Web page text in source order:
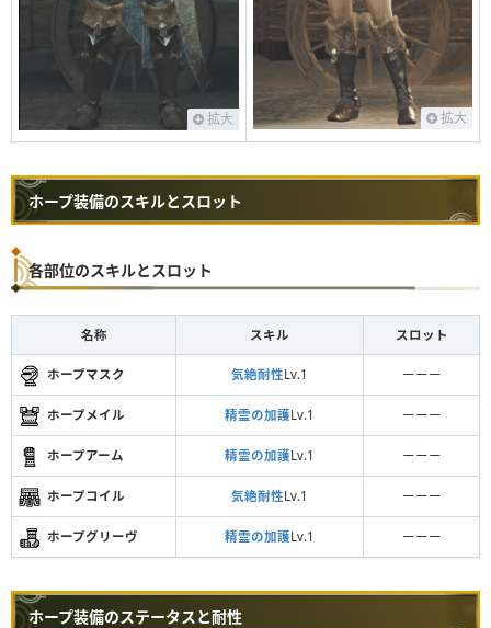
拡大 拡大
ホープ装備のスキルとスロット
各部位のスキルとスロット
名称 スキル スロット
ホープマスク 気絶耐性Lv.1 ーーー
ホープメイル 精霊の加護Lv.1 ーーー
ホープアーム 精霊の加護Lv.1 ーーー
ホープコイル 気絶耐性Lv.1 ーーー
ホープグリーヴ 精霊の加護Lv.1 ーーー
ホープ装備のステータスと耐性